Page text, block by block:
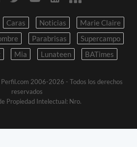
Caras Noticias
Marie Claire
Parabrisas
Supercampo
Mia Lunateen BATimes
Perfil.com 2006-2026 - Todos los derechos
reservados
Propiedad Intelectual: Nro.